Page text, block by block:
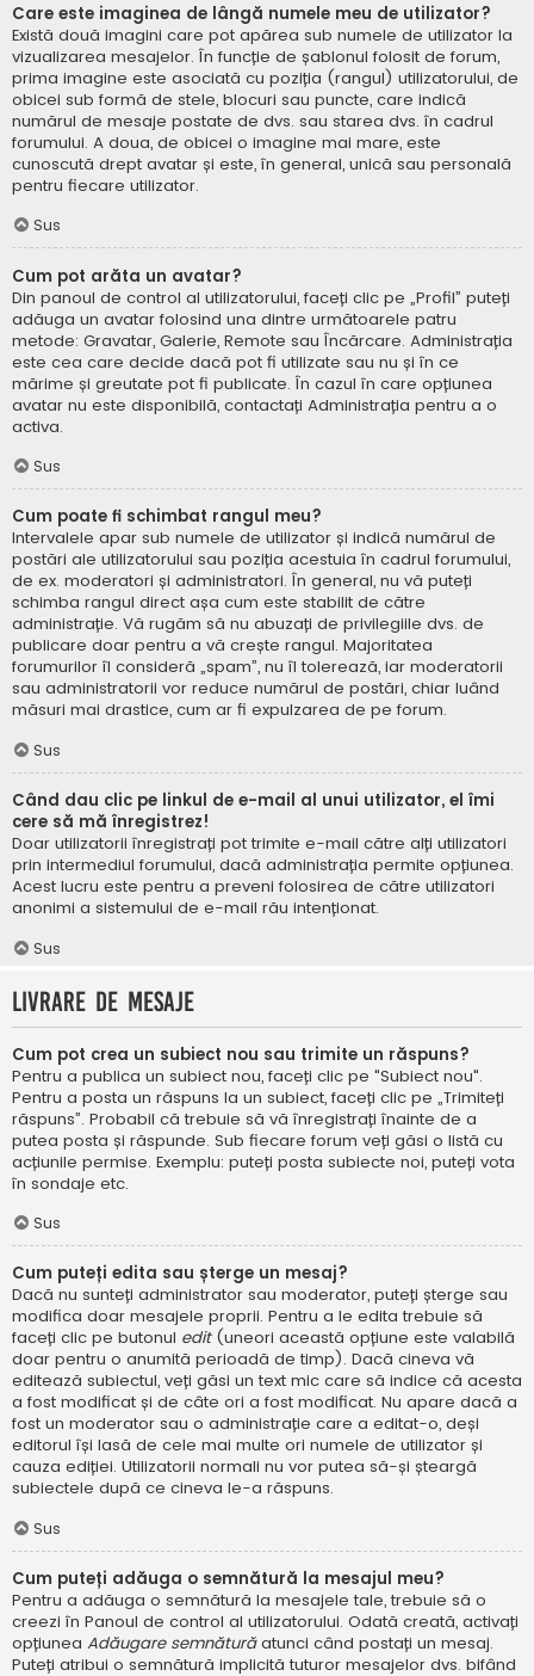
Care este imaginea de lângă numele meu de utilizator?
Există două imagini care pot apărea sub numele de utilizator la
vizualizarea mesajelor. În funcție de șablonul folosit de forum,
prima imagine este asociată cu poziția (rangul) utilizatorului, de
obicei sub formă de stele, blocuri sau puncte, care indică
numărul de mesaje postate de dvs. sau starea dvs. în cadrul
forumului. A doua, de obicei o imagine mai mare, este
cunoscută drept avatar și este, în general, unică sau personală
pentru fiecare utilizator.
Sus
Cum pot arăta un avatar?
Din panoul de control al utilizatorului, faceți clic pe „Profil” puteți
adăuga un avatar folosind una dintre următoarele patru
metode: Gravatar, Galerie, Remote sau Încărcare. Administrația
este cea care decide dacă pot fi utilizate sau nu și în ce
mărime și greutate pot fi publicate. În cazul în care opțiunea
avatar nu este disponibilă, contactați Administrația pentru a o
activa.
Sus
Cum poate fi schimbat rangul meu?
Intervalele apar sub numele de utilizator și indică numărul de
postări ale utilizatorului sau poziția acestuia în cadrul forumului,
de ex. moderatori și administratori. În general, nu vă puteți
schimba rangul direct așa cum este stabilit de către
administrație. Vă rugăm să nu abuzați de privilegiile dvs. de
publicare doar pentru a vă crește rangul. Majoritatea
forumurilor îl consideră „spam”, nu îl tolerează, iar moderatorii
sau administratorii vor reduce numărul de postări, chiar luând
măsuri mai drastice, cum ar fi expulzarea de pe forum.
Sus
Când dau clic pe linkul de e-mail al unui utilizator, el îmi
cere să mă înregistrez!
Doar utilizatorii înregistrați pot trimite e-mail către alți utilizatori
prin intermediul forumului, dacă administrația permite opțiunea.
Acest lucru este pentru a preveni folosirea de către utilizatori
anonimi a sistemului de e-mail rău intenționat.
Sus
Livrare de mesaje
Cum pot crea un subiect nou sau trimite un răspuns?
Pentru a publica un subiect nou, faceți clic pe "Subiect nou".
Pentru a posta un răspuns la un subiect, faceți clic pe „Trimiteți
răspuns”. Probabil că trebuie să vă înregistrați înainte de a
putea posta și răspunde. Sub fiecare forum veți găsi o listă cu
acțiunile permise. Exemplu: puteți posta subiecte noi, puteți vota
în sondaje etc.
Sus
Cum puteți edita sau șterge un mesaj?
Dacă nu sunteți administrator sau moderator, puteți șterge sau
modifica doar mesajele proprii. Pentru a le edita trebuie să
faceți clic pe butonul edit (uneori această opțiune este valabilă
doar pentru o anumită perioadă de timp). Dacă cineva vă
editează subiectul, veți găsi un text mic care să indice că acesta
a fost modificat și de câte ori a fost modificat. Nu apare dacă a
fost un moderator sau o administrație care a editat-o, deși
editorul își lasă de cele mai multe ori numele de utilizator și
cauza ediției. Utilizatorii normali nu vor putea să-și șteargă
subiectele după ce cineva le-a răspuns.
Sus
Cum puteți adăuga o semnătură la mesajul meu?
Pentru a adăuga o semnătură la mesajele tale, trebuie să o
creezi în Panoul de control al utilizatorului. Odată creată, activați
opțiunea Adăugare semnăturăatunci când postați un mesaj.
Puteți atribui o semnătură implicită tuturor mesajelor dvs. bifând